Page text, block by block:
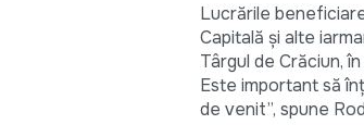
Lucrările
Capitală și alte
Târgul de Crăciun,
Este important să
de venit”, spune